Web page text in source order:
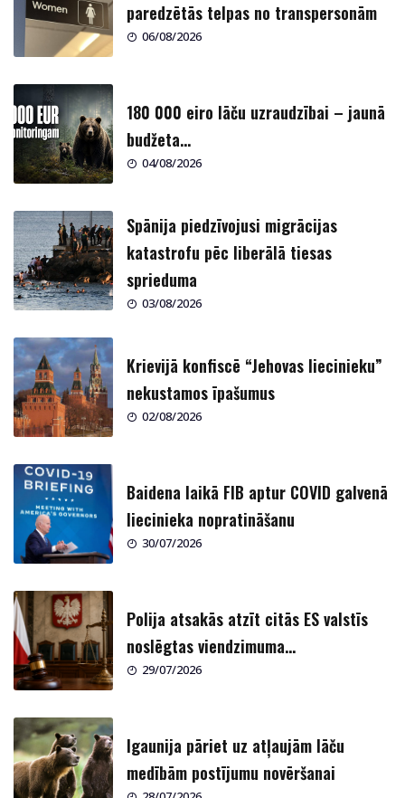
paredzētās telpas no transpersonām
06/08/2026
180 000 eiro lāču uzraudzībai – jaunā
budžeta...
04/08/2026
Spānija piedzīvojusi migrācijas
katastrofu pēc liberālā tiesas
sprieduma
03/08/2026
Krievijā konfiscē “Jehovas liecinieku”
nekustamos īpašumus
02/08/2026
Baidena laikā FIB aptur COVID galvenā
liecinieka nopratināšanu
30/07/2026
Polija atsakās atzīt citās ES valstīs
noslēgtas viendzimuma...
29/07/2026
Igaunija pāriet uz atļaujām lāču
medībām postījumu novēršanai